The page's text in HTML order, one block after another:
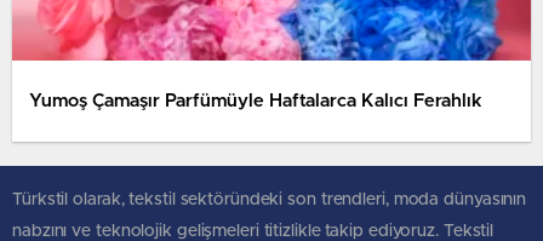
Yumoş Çamaşır Parfümüyle Haftalarca Kalıcı Ferahlık
Türkstil olarak, tekstil sektöründeki son trendleri, moda dünyasının
nabzını ve teknolojik gelişmeleri titizlikle takip ediyoruz. Tekstil